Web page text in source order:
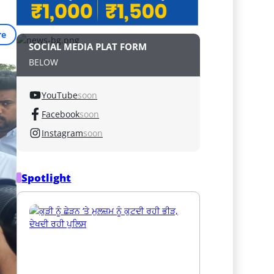
SOCIAL MEDIA PLAT FORM
BELOW
YouTubesoon
Facebooksoon
Instagramsoon
Spotlight